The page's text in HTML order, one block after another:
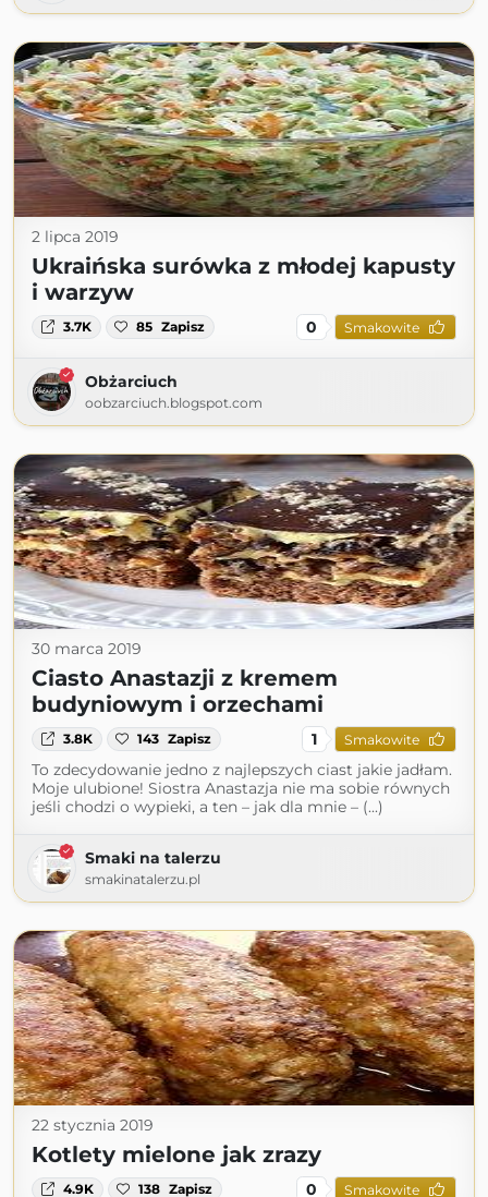
2 lipca 2019
Ukraińska surówka z młodej kapusty
i warzyw
3.7K 85 Zapisz 0 Smakowite
Obżarciuch
oobzarciuch.blogspot.com
30 marca 2019
Ciasto Anastazji z kremem
budyniowym i orzechami
3.8K 143 Zapisz 1 Smakowite
To zdecydowanie jedno z najlepszych ciast jakie jadłam.
Moje ulubione! Siostra Anastazja nie ma sobie równych
jeśli chodzi o wypieki, a ten – jak dla mnie – (...)
Smaki na talerzu
smakinatalerzu.pl
22 stycznia 2019
Kotlety mielone jak zrazy
4.9K 138 Zapisz 0 Smakowite